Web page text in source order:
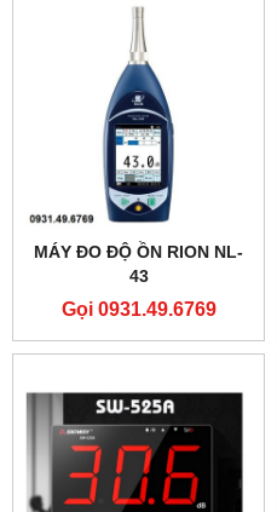
MÁY ĐO ĐỘ ỒN RION NL-
43
Gọi 0931.49.6769